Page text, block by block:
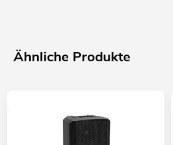
Ähnliche Produkte